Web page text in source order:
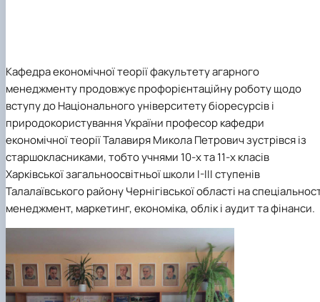
Кафедра економічної теорії факультету агарного
менеджменту продовжує профорієнтаційну роботу щодо
вступу до Національного університету біоресурсів і
природокористування України професор кафедри
економічної теорії Талавиря Микола Петрович зустрівся із
старшокласниками, тобто учнями 10-х та 11-х класів
Харківської загальноосвітньої школи І-ІІІ ступенів
Талалаївського району Чернігівської області на
менеджмент, маркетинг, економіка, облік і аудит та фінанси.